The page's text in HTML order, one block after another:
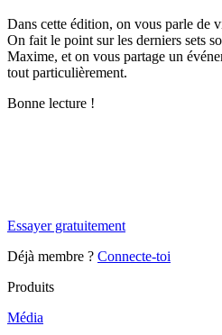
Dans cette édition, on vous parle de
On fait le point sur les derniers sets
Maxime, et on vous partage un
tout particulièrement.
Bonne lecture !
Essayer gratuitement
Déjà membre ? Connecte-toi
Produits
Média